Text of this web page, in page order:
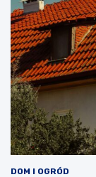
DOM I OGRÓD